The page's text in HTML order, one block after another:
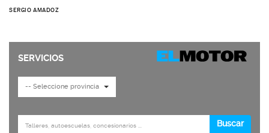
SERGIO AMADOZ